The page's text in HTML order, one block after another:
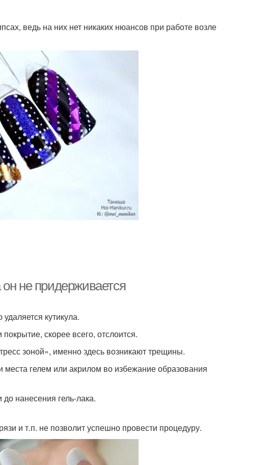
ведь на них нет никаких нюансов при работе возле
он не придерживается
кутикула.
скорее всего, отслоится.
зоной», именно здесь возникают трещины.
места гелем или акрилом во избежание образования
до нанесения гель-лака.
и т.п. не позволит успешно провести процедуру.